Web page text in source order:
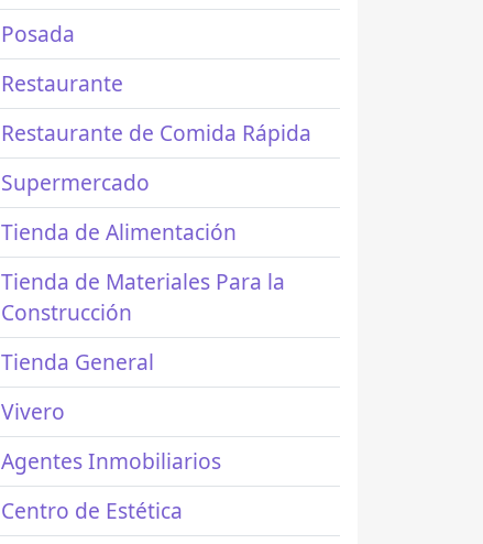
Posada
Restaurante
Restaurante de Comida Rápida
Supermercado
Tienda de Alimentación
Tienda de Materiales Para la
Construcción
Tienda General
Vivero
Agentes Inmobiliarios
Centro de Estética